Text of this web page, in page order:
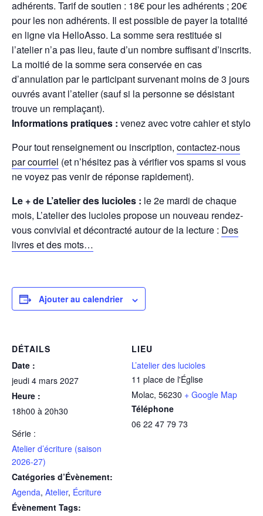
adhérents. Tarif de soutien : 18€ pour les adhérents ; 20€
pour les non adhérents. Il est possible de payer la totalité
en ligne via HelloAsso. La somme sera restituée si
l’atelier n’a pas lieu, faute d’un nombre suffisant d’inscrits.
La moitié de la somme sera conservée en cas
d’annulation par le participant survenant moins de 3 jours
ouvrés avant l’atelier (sauf si la personne se désistant
trouve un remplaçant).
Informations pratiques : venez avec votre cahier et stylo
Pour tout renseignement ou inscription, contactez-nous
par courriel (et n’hésitez pas à vérifier vos spams si vous
ne voyez pas venir de réponse rapidement).
Le + de L’atelier des lucioles : le 2e mardi de chaque
mois, L’atelier des lucioles propose un nouveau rendez-
vous convivial et décontracté autour de la lecture : Des
livres et des mots…
Ajouter au calendrier
DÉTAILS
Date :
jeudi 4 mars 2027
Heure :
18h00 à 20h30
Série :
Atelier d’écriture (saison
2026-27)
Catégories d’Évènement:
Agenda, Atelier, Écriture
Évènement Tags:
LIEU
L’atelier des lucioles
11 place de l'Église
Molac, 56230 + Google Map
Téléphone
06 22 47 79 73